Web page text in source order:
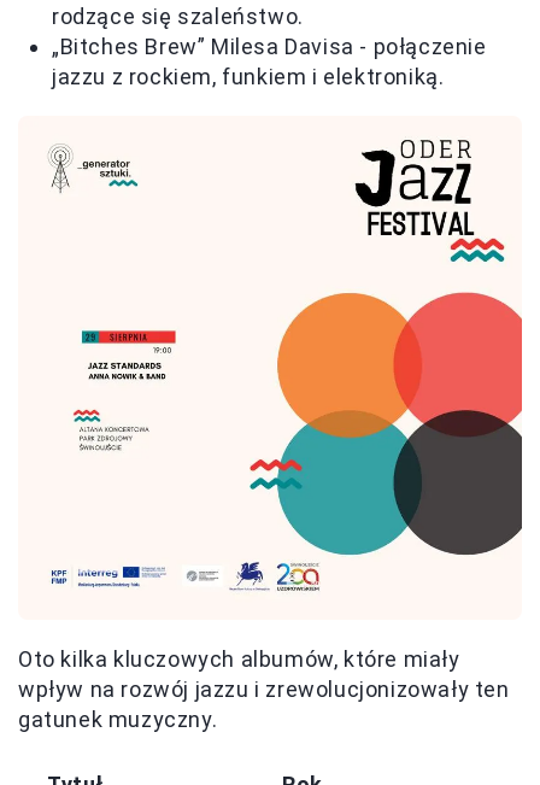
rodzące się szaleństwo.
„Bitches Brew” Milesa Davisa - połączenie
jazzu z rockiem, funkiem i elektroniką.
Oto kilka kluczowych albumów, które miały
wpływ na rozwój jazzu i zrewolucjonizowały ten
gatunek muzyczny.